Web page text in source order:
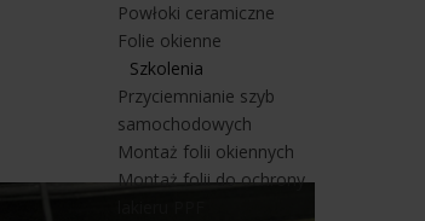
Powłoki ceramiczne
Folie okienne
Szkolenia
Przyciemnianie szyb
samochodowych
Montaż folii okiennych
Montaż folii do ochrony